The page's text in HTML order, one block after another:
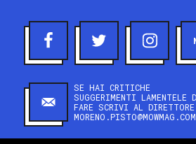
SE HAI CRITICHE
SUGGERIMENTI LAMENTELE
FARE SCRIVI AL DIRETTORE
MORENO.PISTO@MOWMAG.COM